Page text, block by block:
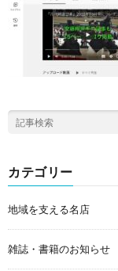
カテゴリー
地域を支える名店
雑誌・書籍のお知らせ